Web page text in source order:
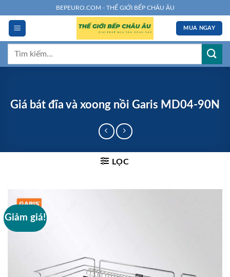
đến
dung
BEPEURO.COM - THẾ GIỚI BẾP CHÂU ÂU
MUA NGAY
Tìm
Giá bát đĩa và xoong nồi Garis MD04-90N
LỌC
Giảm giá!